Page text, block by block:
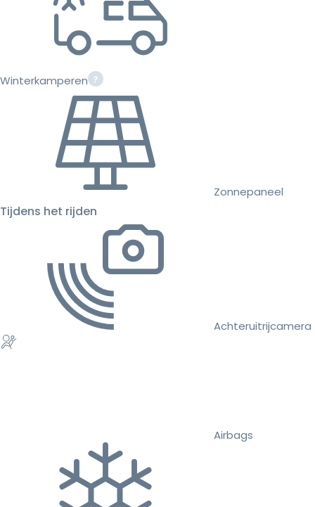
Winterkamperen
Zonnepaneel
Tijdens het rijden
Achteruitrijcamera
Airbags